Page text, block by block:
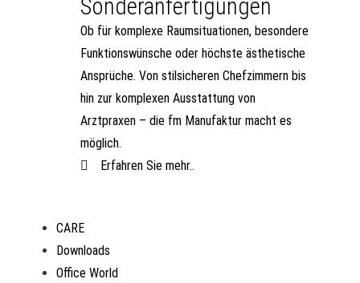
Sonderanfertigungen
Ob für komplexe Raumsituationen, besondere
Funktionswünsche oder höchste ästhetische
Ansprüche. Von stilsicheren Chefzimmern bis
hin zur komplexen Ausstattung von
Arztpraxen – die fm Manufaktur macht es
möglich.
Erfahren Sie mehr..
CARE
Downloads
Office World